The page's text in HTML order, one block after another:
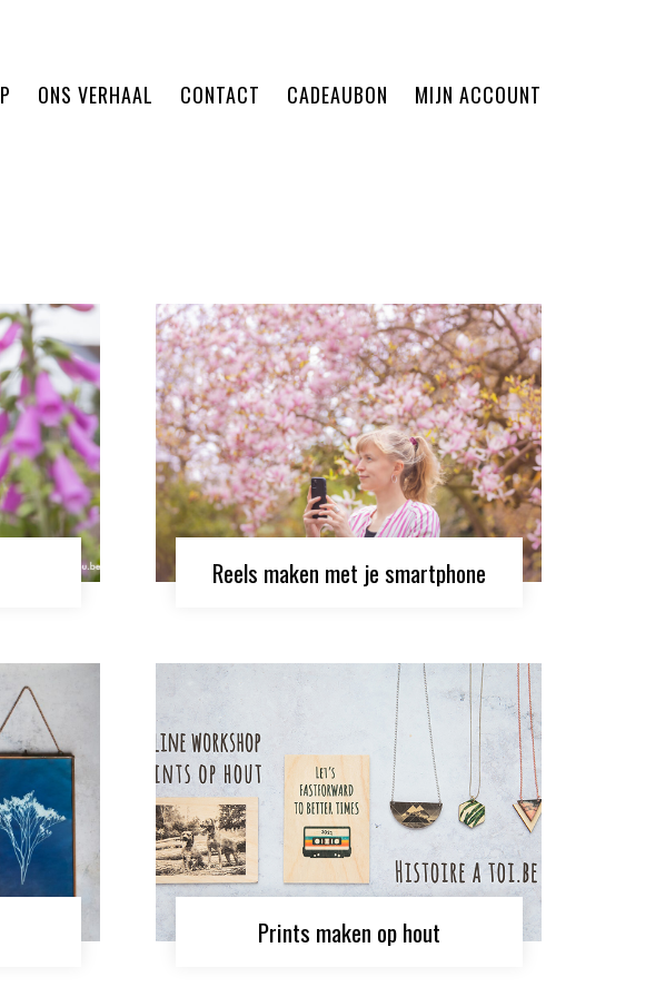
ONS VERHAAL CONTACT CADEAUBON MIJN ACCOUNT
Reels maken met je smartphone
Prints maken op hout